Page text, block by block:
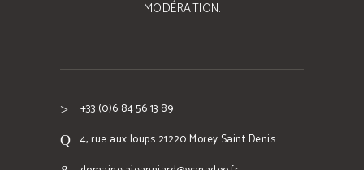
MODÉRATION.
+33 (0)6 84 56 13 89
4, rue aux loups 21220 Morey Saint Denis